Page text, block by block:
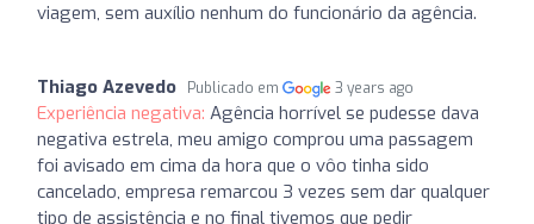
viagem, sem auxílio nenhum do funcionário da agência.
Thiago Azevedo Publicado em 3 years ago
Experiência negativa: Agência horrível se pudesse dava
negativa estrela, meu amigo comprou uma passagem
foi avisado em cima da hora que o vôo tinha sido
cancelado, empresa remarcou 3 vezes sem dar qualquer
tipo de assistência e no final tivemos que pedir